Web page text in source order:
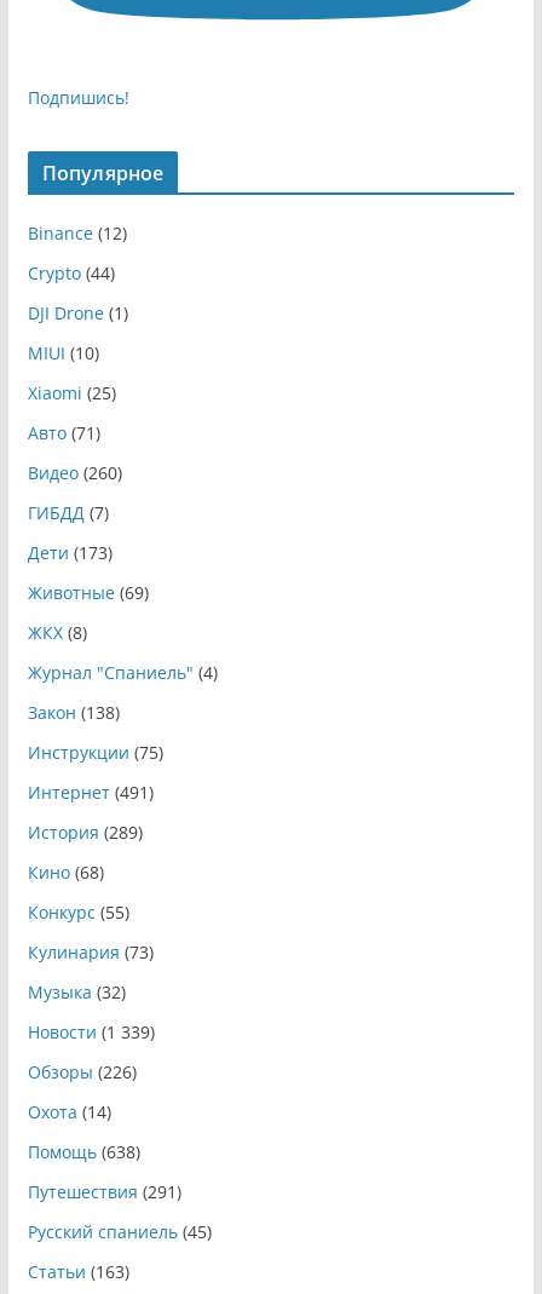
Подпишись!
Популярное
Binance(12)
Crypto(44)
DJI Drone(1)
MIUI (10)
Xiaomi (25)
Авто(71)
Видео(260)
ГИБДД(7)
Дети (173)
Животные(69)
ЖКХ(8)
Журнал "Спаниель" (4)
Закон (138)
Инструкции (75)
Интернет(491)
История (289)
Кино(68)
Конкурс (55)
Кулинария (73)
Музыка (32)
Новости (1 339)
Обзоры (226)
Охота (14)
Помощь(638)
Путешествия (291)
Русский спаниель(45)
Статьи (163)